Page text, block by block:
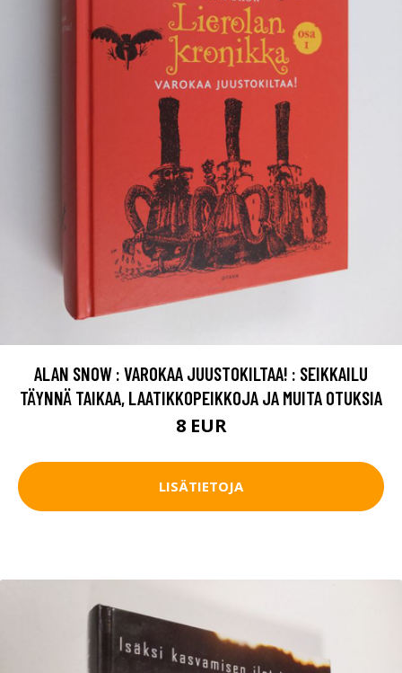
ALAN SNOW : VAROKAA JUUSTOKILTAA! : SEIKKAILU
TÄYNNÄ TAIKAA, LAATIKKOPEIKKOJA JA MUITA OTUKSIA
8 EUR
LISÄTIETOJA